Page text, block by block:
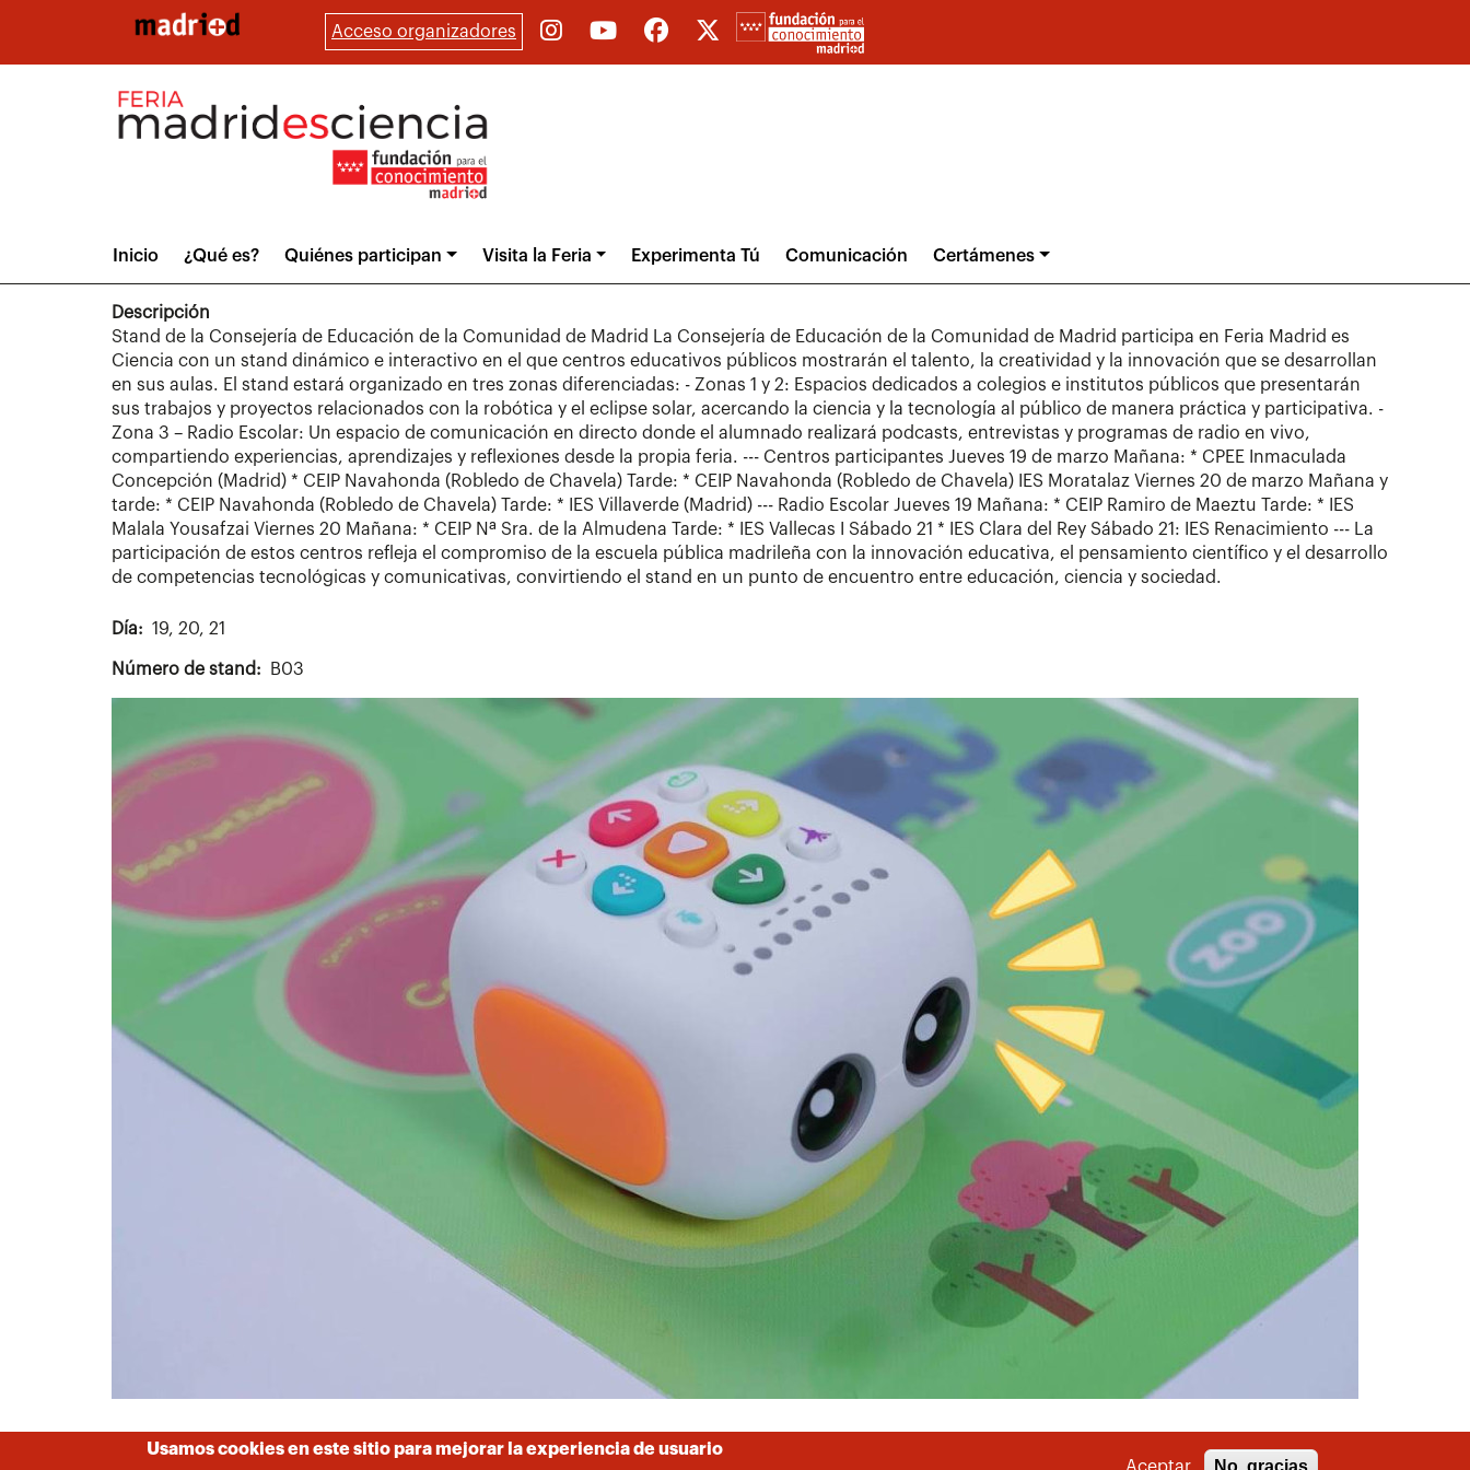
Acceso organizadores
Main
menuInicio ¿Qué es? Quiénes participan Visita la Feria Experimenta Tú Comunicación Certámenes
Descripción
Stand de la Consejería de Educación de la Comunidad de Madrid La Consejería de Educación de la Comunidad de Madrid participa en Feria Madrid es
Ciencia con un stand dinámico e interactivo en el que centros educativos públicos mostrarán el talento, la creatividad y la innovación que se desarrollan
en sus aulas. El stand estará organizado en tres zonas diferenciadas: - Zonas 1 y 2: Espacios dedicados a colegios e institutos públicos que presentarán
sus trabajos y proyectos relacionados con la robótica y el eclipse solar, acercando la ciencia y la tecnología al público de manera práctica y participativa. -
Zona 3 – Radio Escolar: Un espacio de comunicación en directo donde el alumnado realizará podcasts, entrevistas y programas de radio en vivo,
compartiendo experiencias, aprendizajes y reflexiones desde la propia feria. --- Centros participantes Jueves 19 de marzo Mañana: * CPEE Inmaculada
Concepción (Madrid) * CEIP Navahonda (Robledo de Chavela) Tarde: * CEIP Navahonda (Robledo de Chavela) IES Moratalaz Viernes 20 de marzo Mañana y
tarde: * CEIP Navahonda (Robledo de Chavela) Tarde: * IES Villaverde (Madrid) --- Radio Escolar Jueves 19 Mañana: * CEIP Ramiro de Maeztu Tarde: * IES
Malala Yousafzai Viernes 20 Mañana: * CEIP Nª Sra. de la Almudena Tarde: * IES Vallecas I Sábado 21 * IES Clara del Rey Sábado 21: IES Renacimiento --- La
participación de estos centros refleja el compromiso de la escuela pública madrileña con la innovación educativa, el pensamiento científico y el desarrollo
de competencias tecnológicas y comunicativas, convirtiendo el stand en un punto de encuentro entre educación, ciencia y sociedad.
Día 19, 20, 21
Número de stand B03
Usamos cookies en este sitio para mejorar la experiencia de usuario
No, gracias